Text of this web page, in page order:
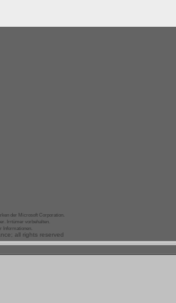
der Microsoft Corporation.
Irrtümer vorbehalten.
Informationen.
all rights reserved